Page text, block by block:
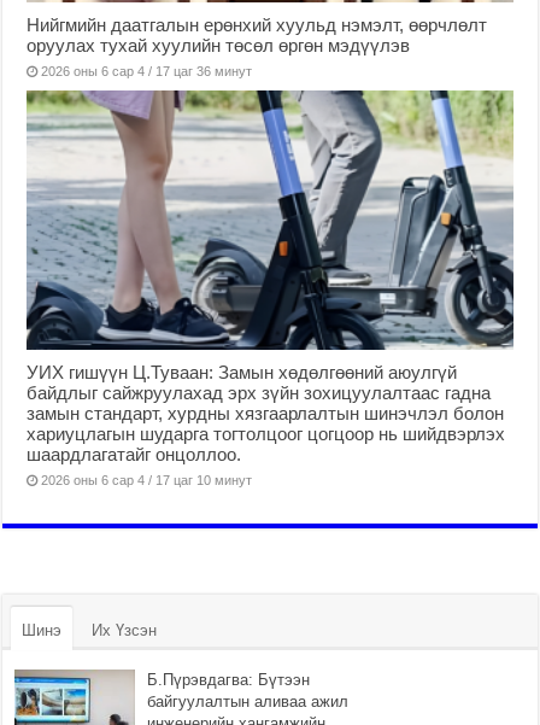
Нийгмийн даатгалын ерөнхий хуульд нэмэлт, өөрчлөлт
оруулах тухай хуулийн төсөл өргөн мэдүүлэв
2026 оны 6 сар 4 / 17 цаг 36 минут
УИХ гишүүн Ц.Туваан: Замын хөдөлгөөний аюулгүй
байдлыг сайжруулахад эрх зүйн зохицуулалтаас гадна
замын стандарт, хурдны хязгаарлалтын шинэчлэл болон
хариуцлагын шударга тогтолцоог цогцоор нь шийдвэрлэх
шаардлагатайг онцоллоо.
2026 оны 6 сар 4 / 17 цаг 10 минут
Шинэ Их Үзсэн
Б.Пүрэвдагва: Бүтээн
байгуулалтын аливаа ажил